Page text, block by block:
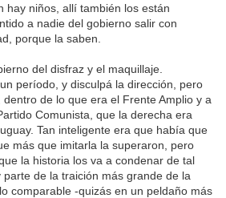
hay niños, allí también los están
a nadie del gobierno salir con
porque la saben.
del disfraz y el maquillaje.
período, y disculpá la dirección, pero
de lo que era el Frente Amplio y a
Comunista, que la derecha era
Tan inteligente era que había que
más que imitarla la superaron, pero
la historia los va a condenar de tal
de la traición más grande de la
comparable -quizás en un peldaño más